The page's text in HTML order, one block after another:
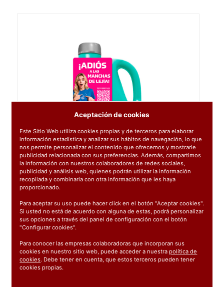
Ref:351888
1 unidad
Aceptación de cookies
Este Sitio Web utiliza cookies propias y de terceros para elaborar
información estadística y analizar sus hábitos de navegación, lo que
nos permite personalizar el contenido que ofrecemos y mostrarle
publicidad relacionada con sus preferencias. Además, compartimos
la información con nuestros colaboradores de redes sociales,
publicidad y análisis web, quienes podrán utilizar la información
recopilada y combinarla con otra información que les haya
proporcionado.
Para aceptar su uso puede hacer click en el botón "Aceptar cookies".
Si usted no está de acuerdo con alguna de estas, podrá personalizar
sus opciones a través del panel de configuración con el botón
"Configurar cookies".
Para conocer las empresas colaboradoras que incorporan sus
cookies en nuestro sitio web, puede acceder a nuestrapolítica de
cookies. Debe tener en cuenta, que estos terceros pueden tener
cookies propias.